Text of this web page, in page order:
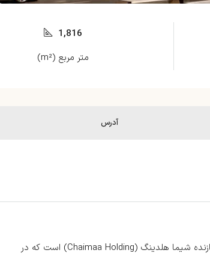
1,816
متر مربع (m²)
آدرس
سیمفونی بای شیما (Symphony by Chaimaa) یک پروژه مسکونی از شرکت سازنده شیما هلدینگ (Chaimaa Holding) است که در